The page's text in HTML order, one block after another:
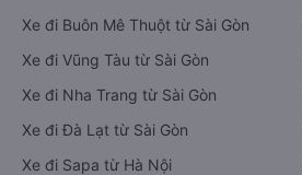
Xe đi Buôn Mê Thuột từ Sài Gòn
Xe đi Vũng Tàu từ Sài Gòn
Xe đi Nha Trang từ Sài Gòn
Xe đi Đà Lạt từ Sài Gòn
Xe đi Sapa từ Hà Nội